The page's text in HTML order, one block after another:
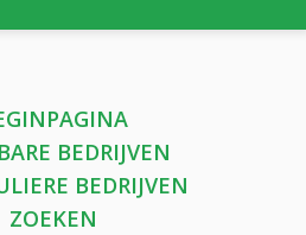
BEDRIJVEN
BEDRIJVEN
ZOEKEN